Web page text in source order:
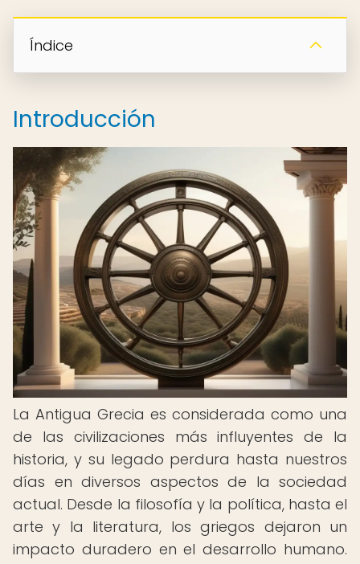
Índice
Introducción
La Antigua Grecia es considerada como una
de las civilizaciones más influyentes de la
historia, y su legado perdura hasta nuestros
días en diversos aspectos de la sociedad
actual. Desde la filosofía y la política, hasta el
arte y la literatura, los griegos dejaron un
impacto duradero en el desarrollo humano.